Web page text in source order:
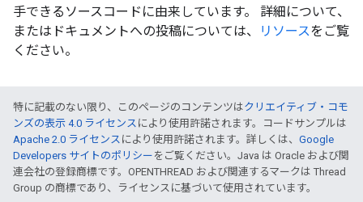
手できるソースコードに由来しています。 詳細について、
またはドキュメントへの投稿については、
リソースをご覧
ください。
特に記載のない限り、このページのコンテンツはクリエイティブ・コモ
ンズの表示 4.0 ライセンス により使用許諾されます。コードサンプルは
Apache 2.0 ライセンス により使用許諾されます。詳しくは、 Google
Developers サイトのポリシー をご覧ください。Java は Oracle および関
連会社の登録商標です。OPENTHREAD および関連するマークは Thread
Group の商標であり、ライセンスに基づいて使用されています。